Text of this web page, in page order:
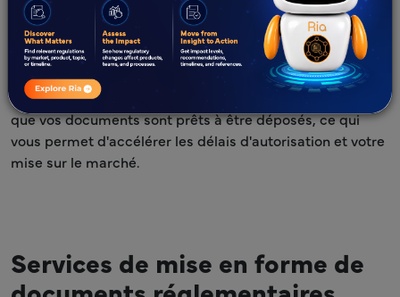
Chez Freyr, nous nous engageons à fournir à nos clients
des services de mise en forme de documents
réglementaires de haute qualité qui simplifient le
processus de dépôt réglementaire. Notre souci du détail
et notre respect des normes réglementaires garantissent
que vos documents sont prêts à être déposés, ce qui
vous permet d'accélérer les délais d'autorisation et votre
mise sur le marché.
Services de mise en forme de